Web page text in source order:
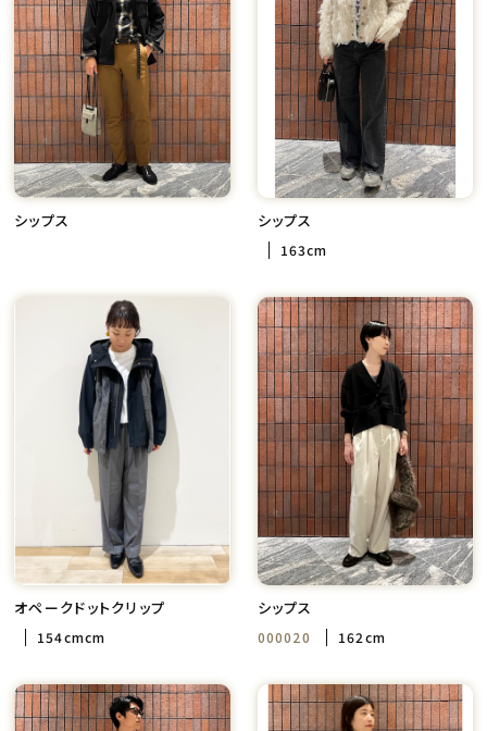
シップス シップス
163cm
オペークドットクリップ
154cmcm
シップス
000020 162cm